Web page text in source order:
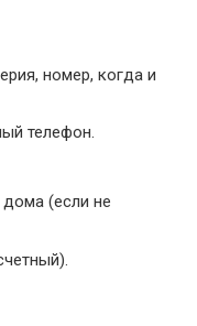
номер, когда и
телефон.
(если не